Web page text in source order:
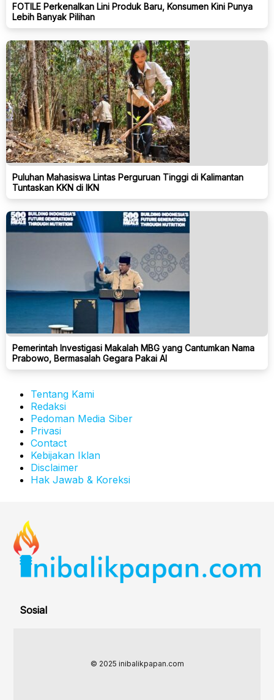
FOTILE Perkenalkan Lini Produk Baru, Konsumen Kini Punya
Lebih Banyak Pilihan
Puluhan Mahasiswa Lintas Perguruan Tinggi di Kalimantan
Tuntaskan KKN di IKN
Pemerintah Investigasi Makalah MBG yang Cantumkan Nama
Prabowo, Bermasalah Gegara Pakai AI
Tentang Kami
Redaksi
Pedoman Media Siber
Privasi
Contact
Kebijakan Iklan
Disclaimer
Hak Jawab & Koreksi
Sosial
© 2025 inibalikpapan.com